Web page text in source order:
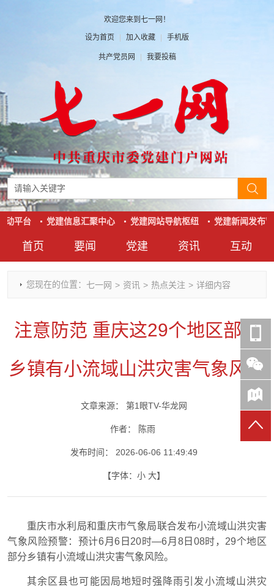
欢迎您来到七一网！
设为首页 | 加入收藏 | 手机版
共产党员网 | 我要投稿
首页 要闻
时政要闻
干部任免
七一视角
党建
党建动态
人才工作
作风建设
资讯
热点关注
党刊好文
党史参阅
互动
红岩评论
七一文学
七一号
动平台 党建信息汇聚中心 党建网站导航枢纽 党建新闻发布
您现在的位置： 七一网 > 资讯 > 热点关注 > 详细内容
注意防范 重庆这29个地区部分
乡镇有小流域山洪灾害气象风险
文章来源： 第1眼TV-华龙网
作者： 陈雨
发布时间： 2026-06-06 11:49:49
【字体： 小 大】
重庆市水利局和重庆市气象局联合发布小流域山洪灾害
气象风险预警：预计6月6日20时—6月8日08时，29个地区
部分乡镇有小流域山洪灾害气象风险。
其余区县也可能因局地短时强降雨引发小流域山洪灾